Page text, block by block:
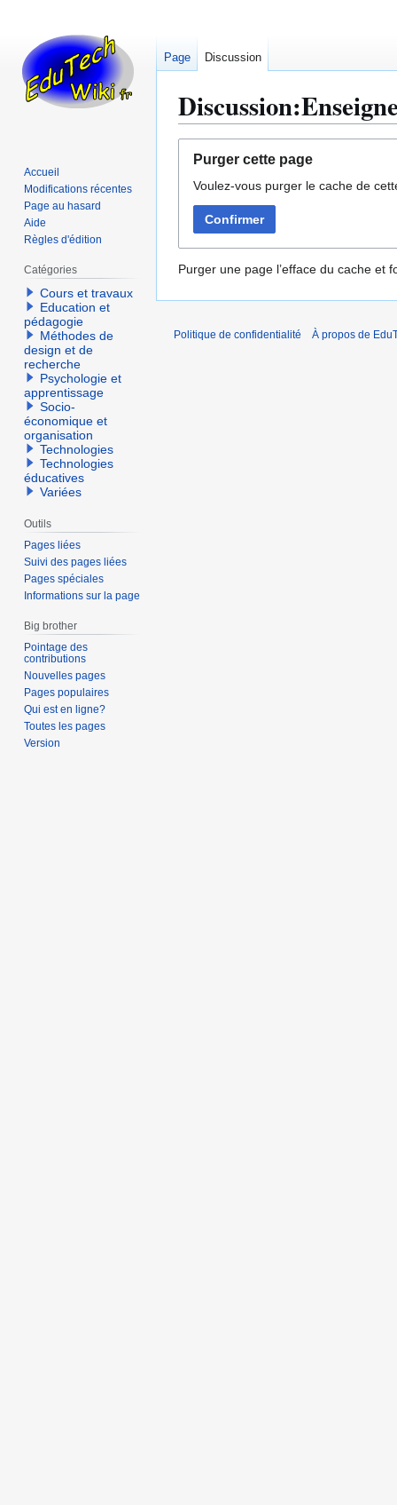
navigation
recherche
Purger cette page
Voulez-vous purger le cache de
Confirmer
Purger une page l’efface du cache et
Page Discussion
Accueil
Modifications récentes
Page au hasard
Aide
Règles d'édition
Catégories
Cours et travaux
Education et
pédagogie
Méthodes de
design et de
recherche
Psychologie et
apprentissage
Socio-
économique et
organisation
Technologies
Technologies
éducatives
Variées
Outils
Pages liées
Suivi des pages liées
Pages spéciales
Informations sur la page
Big brother
Pointage des
contributions
Nouvelles pages
Pages populaires
Qui est en ligne?
Toutes les pages
Version
Politique de confidentialité À propos de